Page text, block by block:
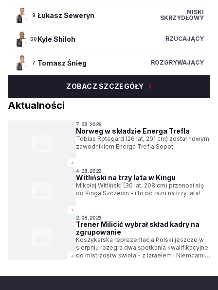
9 Łukasz Seweryn
NISKI
SKRZYDŁOWY
00 Kyle Shiloh RZUCAJĄCY
7 Tomasz Śnieg ROZGRYWAJĄCY
ZOBACZ SZCZEGÓŁY
Aktualności
7.08.2026
Norweg w składzie Energa Trefla
Tobias Rotegard (26 lat, 201 cm) został nowym
zawodnikiem Energa Trefla Sopot.
4.08.2026
Witliński na trzy lata w Kingu
Mikołaj Witliński (30 lat, 208 cm) przenosi się
do Kinga Szczecin - i to od razu na trzy lata!
2.08.2026
Trener Milicić wybrał skład kadry na
zgrupowanie
Koszykarska reprezentacja Polski jeszcze w
sierpniu rozegra dwa spotkania kwalifikacyjne
do mistrzostw świata - z Izraelem i Niemcami.